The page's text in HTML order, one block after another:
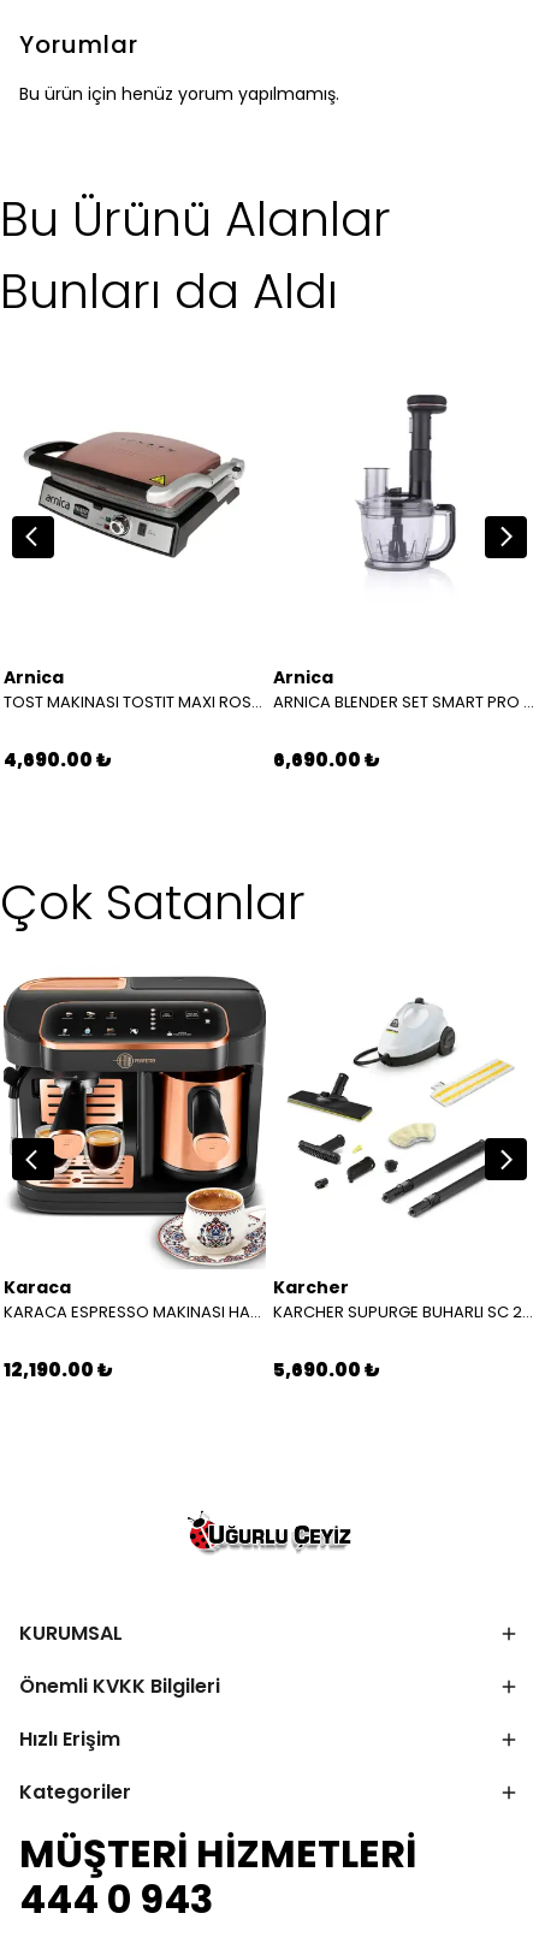
Yorumlar
Bu ürün için henüz yorum yapılmamış.
Bu Ürünü Alanlar
Bunları da Aldı
Arnica
TOST MAKINASI TOSTIT MAXI ROSE GH 26244
4,690.00 ₺
Arnica
ARNICA BLENDER SET SMART PRO RENDELI KABLOSUZ GH 21760
6,690.00 ₺
Çok Satanlar
Karaca
KARACA ESPRESSO MAKINASI HATIR PERFETTO ESPRESSO T.K.M. COPPER 8683650465904
12,190.00 ₺
Karcher
KARCHER SUPURGE BUHARLI SC 2 EASYFIX EU BEYAZ 15126000
5,690.00 ₺
KURUMSAL
Önemli KVKK Bilgileri
Hızlı Erişim
Kategoriler
MÜŞTERİ HİZMETLERİ
444 0 943